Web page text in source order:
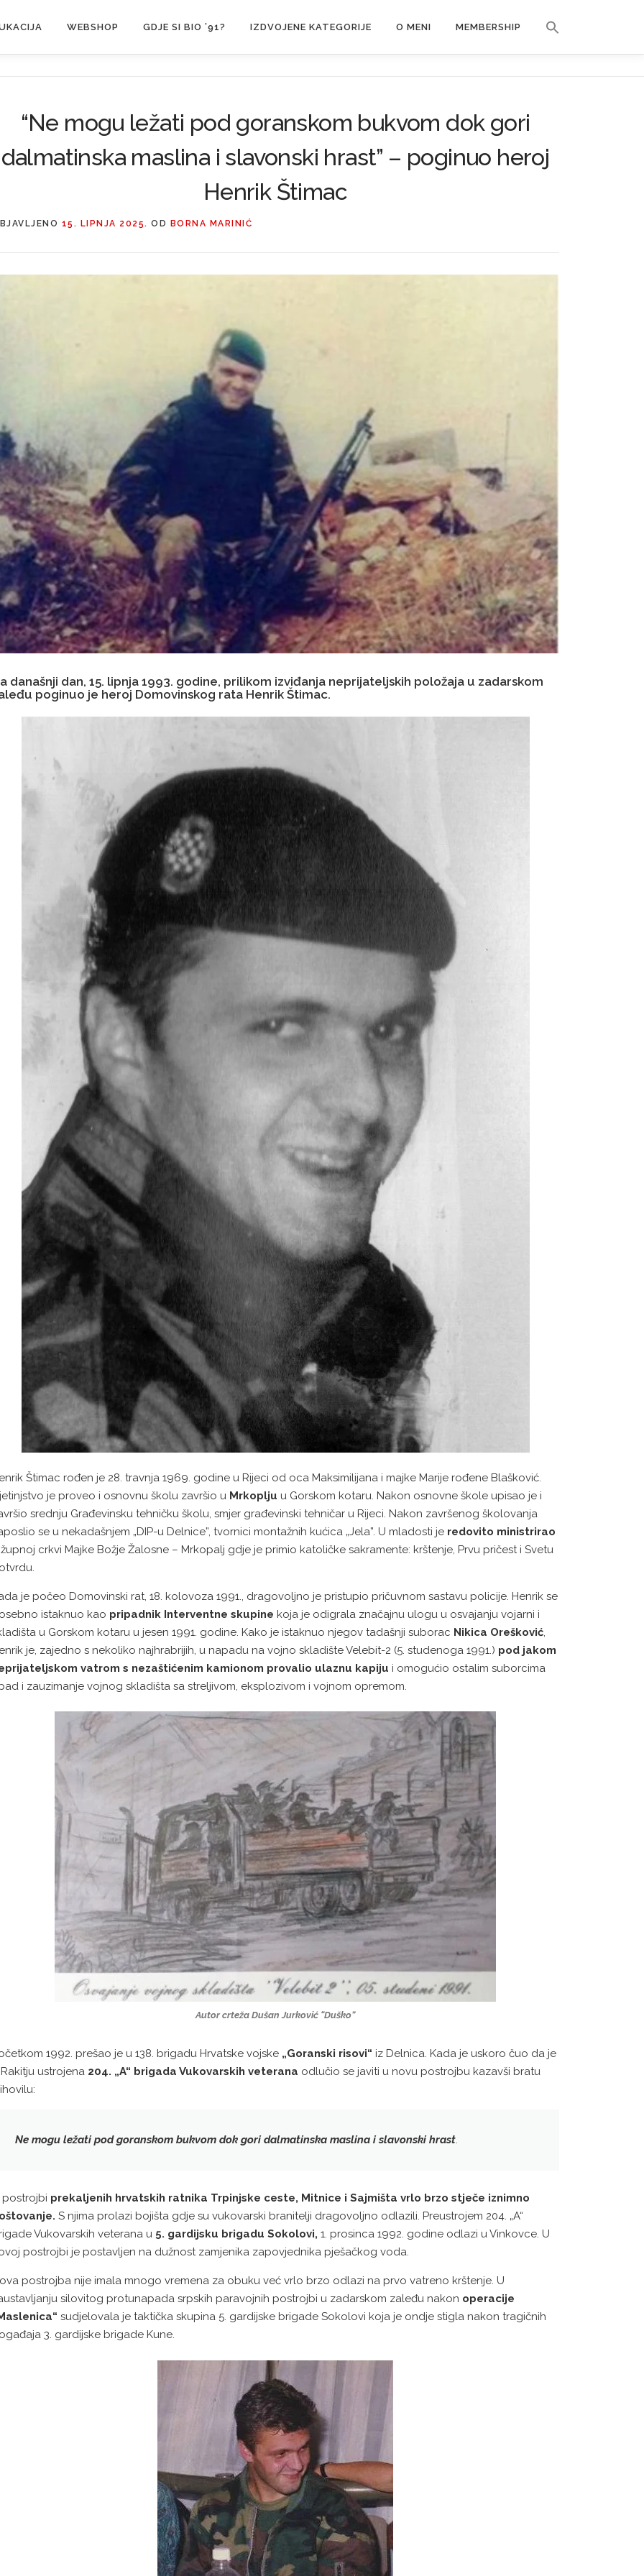
WEBSHOP GDJE SI BIO ’91? IZDVOJENE KATEGORIJE O MENI MEMBERSHIP
“Ne mogu ležati pod goranskom bukvom dok gori
dalmatinska maslina i slavonski hrast” – poginuo heroj
Henrik Štimac
15. LIPNJA 2025. OD BORNA MARINIĆ
današnji dan, 15. lipnja 1993. godine, prilikom izviđanja neprijateljskih položaja u zadarskom
poginuo je heroj Domovinskog rata Henrik Štimac.
Štimac rođen je 28. travnja 1969. godine u Rijeci od oca Maksimilijana i majke Marije rođene Blašković.
je proveo i osnovnu školu završio u Mrkoplju u Gorskom kotaru. Nakon osnovne škole upisao je i
srednju Građevinsku tehničku školu, smjer građevinski tehničar u Rijeci. Nakon završenog školovanja
se u nekadašnjem „DIP-u Delnice”, tvornici montažnih kućica „Jela”. U mladosti je redovito ministrirao
crkvi Majke Božje Žalosne – Mrkopalj gdje je primio katoličke sakramente: krštenje, Prvu pričest i Svetu
je počeo Domovinski rat, 18. kolovoza 1991., dragovoljno je pristupio pričuvnom sastavu policije. Henrik se
istaknuo kao pripadnik Interventne skupine koja je odigrala značajnu ulogu u osvajanju vojarni i
u Gorskom kotaru u jesen 1991. godine. Kako je istaknuo njegov tadašnji suborac Nikica Orešković,
je, zajedno s nekoliko najhrabrijih, u napadu na vojno skladište Velebit-2 (5. studenoga 1991.) pod jakom
vatrom s nezaštićenim kamionom provalio ulaznu kapiju i omogućio ostalim suborcima
i zauzimanje vojnog skladišta sa streljivom, eksplozivom i vojnom opremom.
Autor crteža Dušan Jurković “Duško”
1992. prešao je u 138. brigadu Hrvatske vojske „Goranski risovi“ iz Delnica. Kada je uskoro čuo da je
ustrojena 204. „A“ brigada Vukovarskih veterana odlučio se javiti u novu postrojbu kazavši bratu
Ne mogu ležati pod goranskom bukvom dok gori dalmatinska maslina i slavonski hrast.
postrojbi prekaljenih hrvatskih ratnika Trpinjske ceste, Mitnice i Sajmišta vrlo brzo stječe iznimno
S njima prolazi bojišta gdje su vukovarski branitelji dragovoljno odlazili. Preustrojem 204. „A“
Vukovarskih veterana u 5. gardijsku brigadu Sokolovi, 1. prosinca 1992. godine odlazi u Vinkovce. U
postrojbi je postavljen na dužnost zamjenika zapovjednika pješačkog voda.
postrojba nije imala mnogo vremena za obuku već vrlo brzo odlazi na prvo vatreno krštenje. U
silovitog protunapada srpskih paravojnih postrojbi u zadarskom zaleđu nakon operacije
sudjelovala je taktička skupina 5. gardijske brigade Sokolovi koja je ondje stigla nakon tragičnih
3. gardijske brigade Kune.